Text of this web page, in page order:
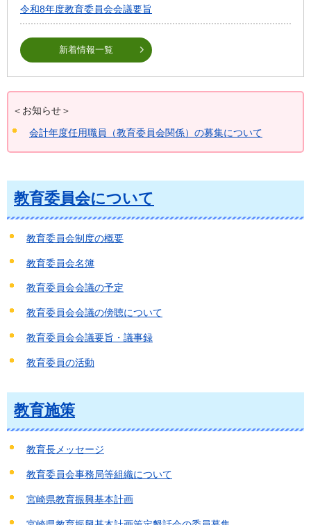
令和8年度教育委員会会議要旨
新着情報一覧
＜お知らせ＞
会計年度任用職員（教育委員会関係）の募集について
教育委員会について
教育委員会制度の概要
教育委員会名簿
教育委員会会議の予定
教育委員会会議の傍聴について
教育委員会会議要旨・議事録
教育委員の活動
教育施策
教育長メッセージ
教育委員会事務局等組織について
宮崎県教育振興基本計画